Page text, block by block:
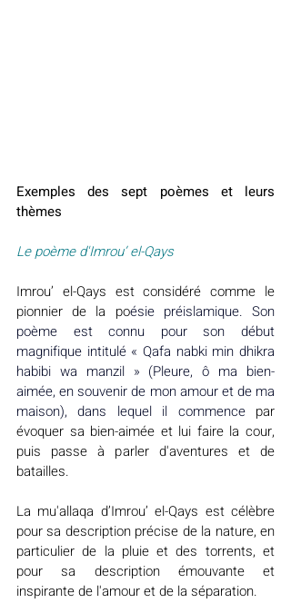
Exemples des sept poèmes et leurs
thèmes
Le poème d'Imrou’ el-Qays
Imrou’ el-Qays est considéré comme le
pionnier de la poésie préislamique. Son
poème est connu pour son début
magnifique intitulé « Qafa nabki min dhikra
habibi wa manzil » (Pleure, ô ma bien-
aimée, en souvenir de mon amour et de ma
maison), dans lequel il commence par
évoquer sa bien-aimée et lui faire la cour,
puis passe à parler d'aventures et de
batailles.
La mu'allaqa d’Imrou’ el-Qays est célèbre
pour sa description précise de la nature, en
particulier de la pluie et des torrents, et
pour sa description émouvante et
inspirante de l'amour et de la séparation.